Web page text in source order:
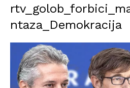
ntaza_Demokracija